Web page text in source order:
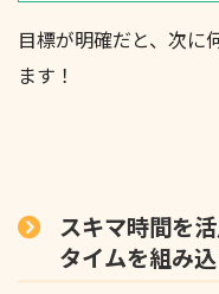
目標が明確だと、次に
ます！
スキマ時間を
タイムを組み